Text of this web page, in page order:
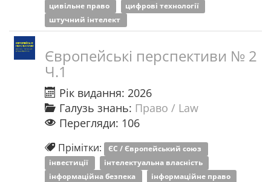
цивільне право
цифрові технології
штучний інтелект
Європейські перспективи № 2
Ч.1
Рік видання: 2026
Галузь знань: Право / Law
Перегляди: 106
Прімітки: ЄС / Європейський союз
інвестиції
інтелектуальна власність
інформаційна безпека
інформаційне право